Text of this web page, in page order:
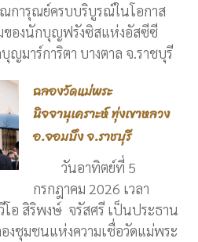
ารุณย์ครบบริบูรณ์ในโอกาส
ของนักบุญฟรังซิสแห่งอัสซีซี
มาร์การิตา บางตาล จ.ราชบุรี
ฉลองวัดแม่พระ
นิจจานุเคราะห์ ทุ่งเขาหลวง
อ.จอมบึง จ.ราชบุรี
วันอาทิตย์ที่ 5
กรกฎาคม 2026 เวลา
โอ สิริพงษ์ จรัสศรี เป็นประธาน
ชุมชนแห่งความเชื่อวัดแม่พระ